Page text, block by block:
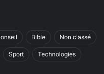
Bible Non classé
Sport Technologies